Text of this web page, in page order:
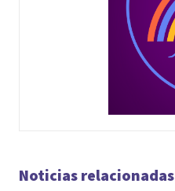
Noticias relacionadas